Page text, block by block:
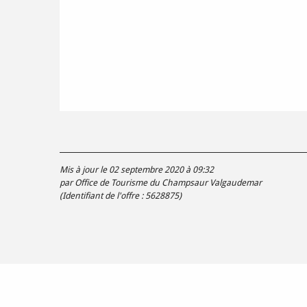
Mis à jour le 02 septembre 2020 à 09:32
par Office de Tourisme du Champsaur Valgaudemar
(Identifiant de l'offre : 5628875)